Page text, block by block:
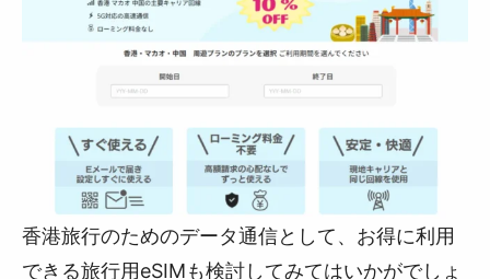
香港旅行のためのデータ通信として、お得に利用
できる旅行用eSIMも検討してみてはいかがでしょ